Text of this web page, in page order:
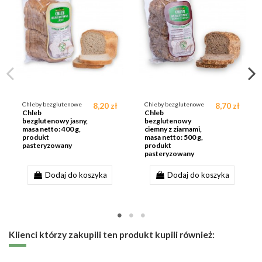
Chleby bezglutenowe
Chleb
bezglutenowy jasny,
masa netto: 400 g,
produkt
pasteryzowany
8,20 zł
Dodaj do koszyka
Chleby bezglutenowe
Chleb
bezglutenowy
ciemny z ziarnami,
masa netto: 500 g,
produkt
pasteryzowany
8,70 zł
Dodaj do koszyka
Klienci którzy zakupili ten produkt kupili również: